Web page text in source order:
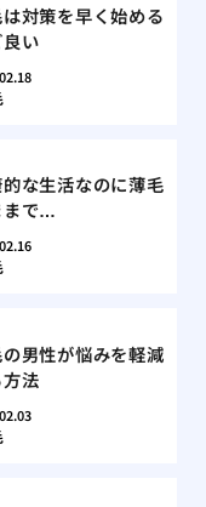
対策を早く始める
い
な生活なのに薄毛
まで…
男性が悩みを軽減
法